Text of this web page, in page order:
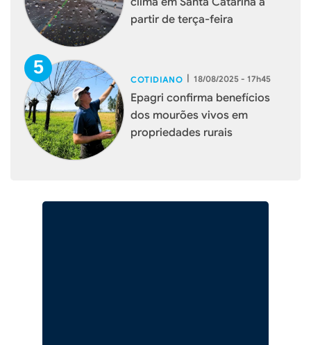
partir de terça-feira
COTIDIANO 18/08/2025 - 17h45
Epagri confirma benefícios
dos mourões vivos em
propriedades rurais